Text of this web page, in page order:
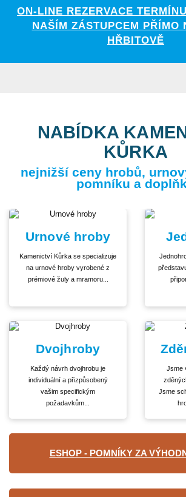
ON-LINE REZERVACE
NAŠÍM ZÁSTUPCEM PŘÍMO
HŘBITOVĚ
NABÍDKA
KŮRKA
nejnižší ceny hrobů,
pomníku a
Urnové hroby
Kamenictví Kůrka se specializuje
na urnové hroby vyrobené z
prémiové žuly a mramoru...
Dvojhroby
Každý návrh dvojhrobu je
individuální a přizpůsobený
vašim specifickým
požadavkům...
Jsme
Jsme
ESHOP - POMNÍKY ZA